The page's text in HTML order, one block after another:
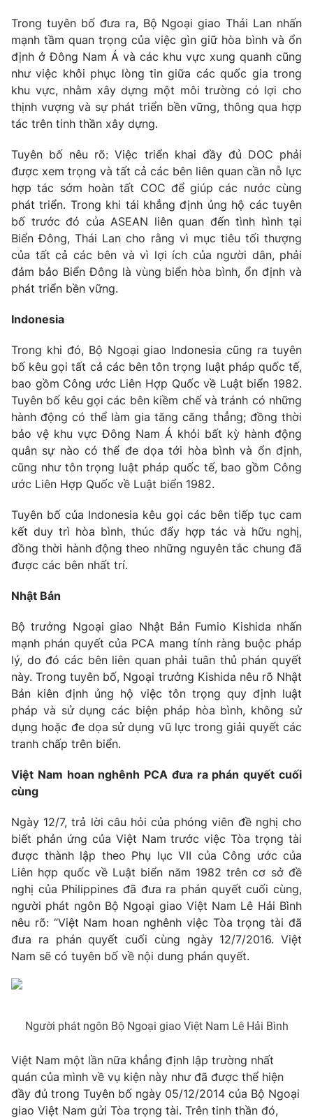
Trong tuyên bố đưa ra, Bộ Ngoại giao Thái Lan nhấn
mạnh tầm quan trọng của việc gìn giữ hòa bình và ổn
định ở Đông Nam Á và các khu vực xung quanh cũng
như việc khôi phục lòng tin giữa các quốc gia trong
khu vực, nhằm xây dựng một môi trường có lợi cho
thịnh vượng và sự phát triển bền vững, thông qua hợp
tác trên tinh thần xây dựng.
Tuyên bố nêu rõ: Việc triển khai đầy đủ DOC phải
được xem trọng và tất cả các bên liên quan cần nỗ lực
hợp tác sớm hoàn tất COC để giúp các nước cùng
phát triển. Trong khi tái khẳng định ủng hộ các tuyên
bố trước đó của ASEAN liên quan đến tình hình tại
Biển Đông, Thái Lan cho rằng vì mục tiêu tối thượng
của tất cả các bên và vì lợi ích của người dân, phải
đảm bảo Biển Đông là vùng biển hòa bình, ổn định và
phát triển bền vững.
Indonesia
Trong khi đó, Bộ Ngoại giao Indonesia cũng ra tuyên
bố kêu gọi tất cả các bên tôn trọng luật pháp quốc tế,
bao gồm Công ước Liên Hợp Quốc về Luật biển 1982.
Tuyên bố kêu gọi các bên kiềm chế và tránh có những
hành động có thể làm gia tăng căng thẳng; đồng thời
bảo vệ khu vực Đông Nam Á khỏi bất kỳ hành động
quân sự nào có thể đe dọa tới hòa bình và ổn định,
cũng như tôn trọng luật pháp quốc tế, bao gồm Công
ước Liên Hợp Quốc về Luật biển 1982.
Tuyên bố của Indonesia kêu gọi các bên tiếp tục cam
kết duy trì hòa bình, thúc đẩy hợp tác và hữu nghị,
đồng thời hành động theo những nguyên tắc chung đã
được các bên nhất trí.
Nhật Bản
Bộ trưởng Ngoại giao Nhật Bản Fumio Kishida nhấn
mạnh phán quyết của PCA mang tính ràng buộc pháp
lý, do đó các bên liên quan phải tuân thủ phán quyết
này. Trong tuyên bố, Ngoại trưởng Kishida nêu rõ Nhật
Bản kiên định ủng hộ việc tôn trọng quy định luật
pháp và sử dụng các biện pháp hòa bình, không sử
dụng hoặc đe dọa sử dụng vũ lực trong giải quyết các
tranh chấp trên biển.
Việt Nam hoan nghênh PCA đưa ra phán quyết cuối
cùng
Ngày 12/7, trả lời câu hỏi của phóng viên đề nghị cho
biết phản ứng của Việt Nam trước việc Tòa trọng tài
được thành lập theo Phụ lục VII của Công ước của
Liên hợp quốc về Luật biển năm 1982 trên cơ sở đề
nghị của Philippines đã đưa ra phán quyết cuối cùng,
người phát ngôn Bộ Ngoại giao Việt Nam Lê Hải Bình
nêu rõ: “Việt Nam hoan nghênh việc Tòa trọng tài đã
đưa ra phán quyết cuối cùng ngày 12/7/2016. Việt
Nam sẽ có tuyên bố về nội dung phán quyết.
Người phát ngôn Bộ Ngoại giao Việt Nam Lê Hải Bình
Việt Nam một lần nữa khẳng định lập trường nhất
quán của mình về vụ kiện này như đã được thể hiện
đầy đủ trong Tuyên bố ngày 05/12/2014 của Bộ Ngoại
giao Việt Nam gửi Tòa trọng tài. Trên tinh thần đó,